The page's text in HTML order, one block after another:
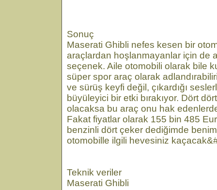
Sonuç
Maserati Ghibli nefes kesen bir
araçlardan hoşlanmayanlar için de
seçenek. Aile otomobili olarak bile
süper spor araç olarak
ve sürüş keyfi değil, çıkardığı
büyüleyici bir etki bırakıyor. Dört
olacaksa bu araç onu hak
Fakat fiyatlar olarak 155 bin 485
benzinli dört çeker dediğimde
otomobille ilgili hevesiniz
Teknik veriler
Maserati Ghibli